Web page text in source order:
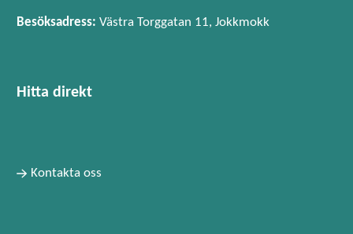
Besöksadress: Västra Torggatan 11, Jokkmokk
Hitta direkt
Kontakta oss